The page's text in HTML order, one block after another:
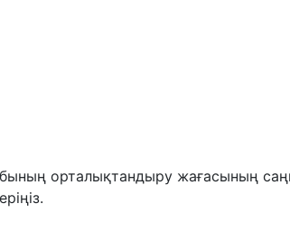
орталықтандыру жағасының